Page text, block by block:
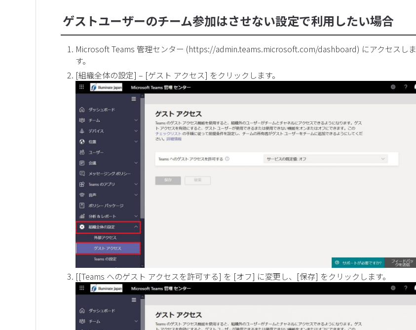
ゲストユーザーのチーム参加はさせない設定で利用したい場合
Microsoft Teams 管理センター (https://admin.teams.microsoft.com/dashboard) にアクセスしま
す。
[組織全体の設定] – [ゲスト アクセス] をクリックします。
[[Teams へのゲスト アクセスを許可する] を [オフ] に変更し、[保存] をクリックします。